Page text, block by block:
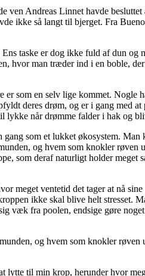
ven Andreas Linnet havde
ikke så langt til bjerget. Fra
taske er dog ikke fuld af dun
hvor man træder ind i en boble,
som en selv lige kommet.
deres drøm, og er i gang med
lykke når drømme falder i hak og
som et lukket økosystem.
og hvem som knokler
som deraf naturligt holder
meget ventetid det tager at nå
ikke skal blive helt stresset.
fra poolen, endsige gøre
og hvem som knokler røven
til min krop, herunder hvor